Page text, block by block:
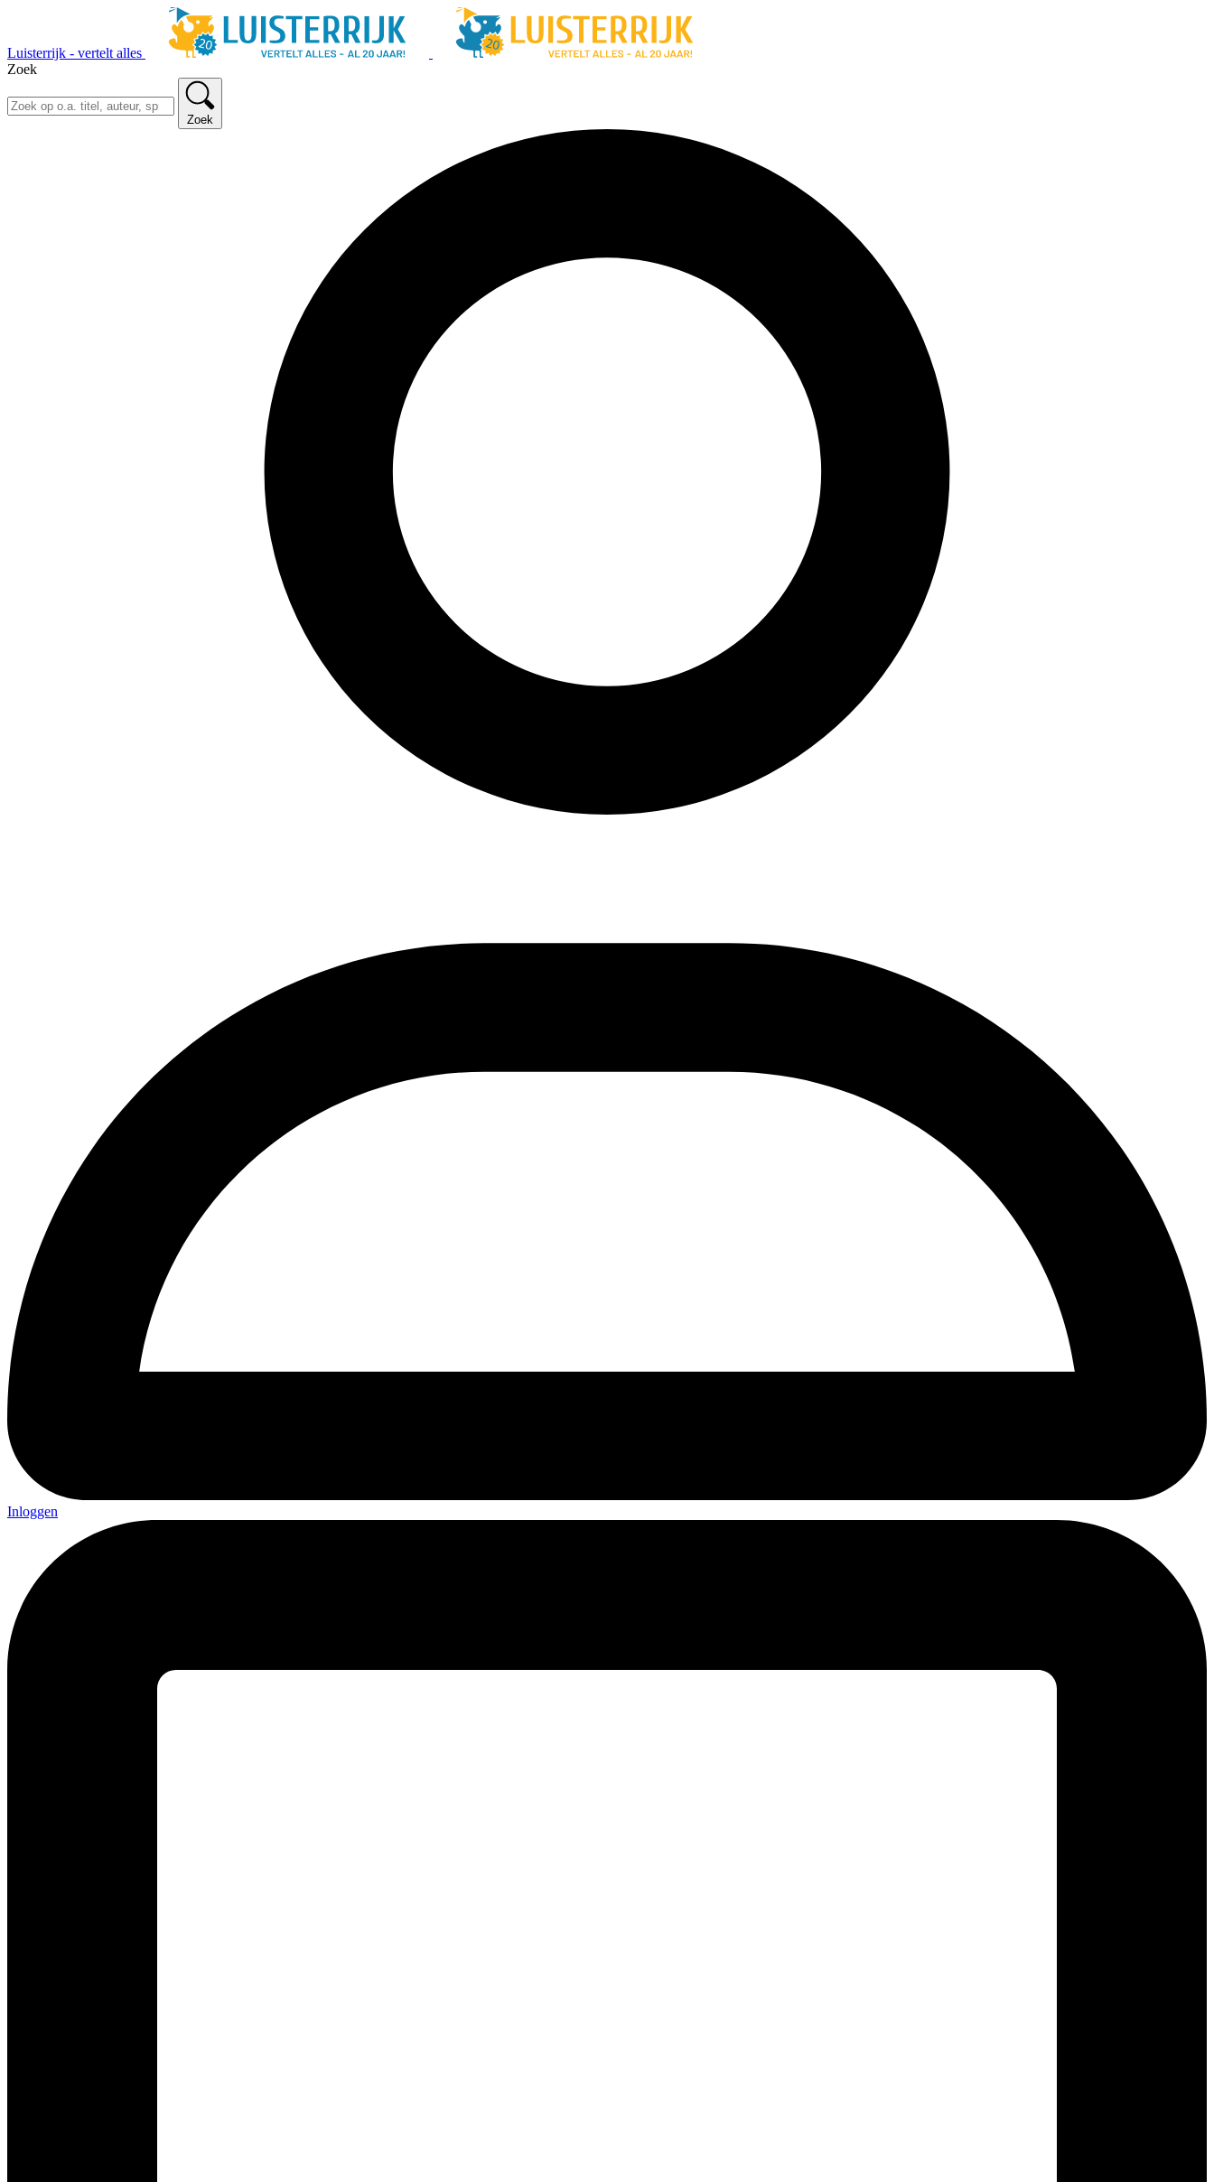
Luisterrijk - vertelt alles
Zoek
Zoek
Inloggen